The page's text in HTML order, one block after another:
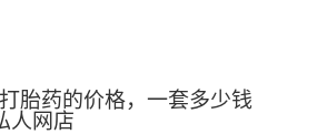
胎药的价格，一套多少钱
人网店